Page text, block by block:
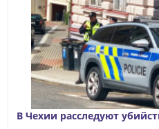
В Чехии расследуют